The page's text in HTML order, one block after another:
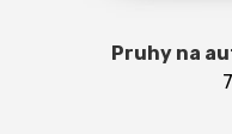
Pruhy na